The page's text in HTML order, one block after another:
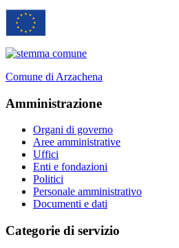
Comune di Arzachena
Amministrazione
Organi di governo
Aree amministrative
Uffici
Enti e fondazioni
Politici
Personale amministrativo
Documenti e dati
Categorie di servizio